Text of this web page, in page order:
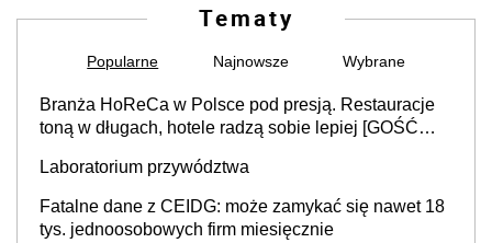
Tematy
Popularne Najnowsze Wybrane
Branża HoReCa w Polsce pod presją. Restauracje
toną w długach, hotele radzą sobie lepiej [GOŚĆ
Laboratorium przywództwa
Fatalne dane z CEIDG: może zamykać się nawet 18
tys. jednoosobowych firm miesięcznie